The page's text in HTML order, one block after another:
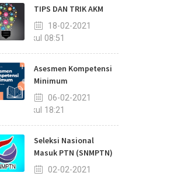
TIPS DAN TRIK AKM
18-02-2021
pukul 08:51
Asesmen Kompetensi
Minimum
06-02-2021
pukul 18:21
Seleksi Nasional
Masuk PTN (SNMPTN)
02-02-2021